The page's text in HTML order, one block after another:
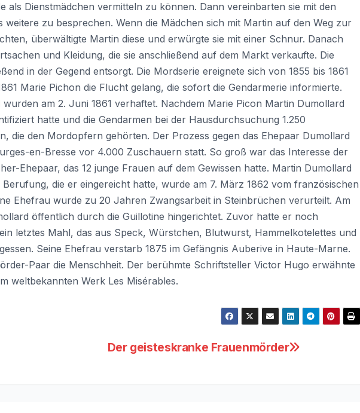
als Dienstmädchen vermitteln zu können. Dann vereinbarten sie mit den
weitere zu besprechen. Wenn die Mädchen sich mit Martin auf den Weg zur
überwältigte Martin diese und erwürgte sie mit einer Schnur. Danach
und Kleidung, die sie anschließend auf dem Markt verkaufte. Die
in der Gegend entsorgt. Die Mordserie ereignete sich von 1855 bis 1861
Marie Pichon die Flucht gelang, die sofort die Gendarmerie informierte.
am 2. Juni 1861 verhaftet. Nachdem Marie Picon Martin Dumollard
hatte und die Gendarmen bei der Hausdurchsuchung 1.250
die den Mordopfern gehörten. Der Prozess gegen das Ehepaar Dumollard
en-Bresse vor 4.000 Zuschauern statt. So groß war das Interesse der
Ehepaar, das 12 junge Frauen auf dem Gewissen hatte. Martin Dumollard
die er eingereicht hatte, wurde am 7. März 1862 vom französischen
Ehefrau wurde zu 20 Jahren Zwangsarbeit in Steinbrüchen verurteilt. Am
öffentlich durch die Guillotine hingerichtet. Zuvor hatte er noch
letztes Mahl, das aus Speck, Würstchen, Blutwurst, Hammelkotelettes und
Seine Ehefrau verstarb 1875 im Gefängnis Auberive in Haute-Marne.
Paar die Menschheit. Der berühmte Schriftsteller Victor Hugo erwähnte
weltbekannten Werk Les Misérables.
Der geisteskranke Frauenmörder